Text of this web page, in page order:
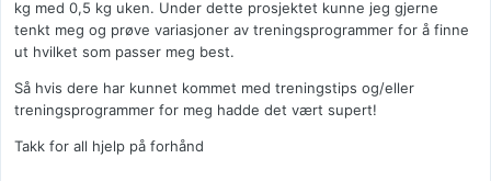
kg med 0,5 kg uken. Under dette prosjektet kunne jeg gjerne
tenkt meg og prøve variasjoner av treningsprogrammer for å finne
ut hvilket som passer meg best.
Så hvis dere har kunnet kommet med treningstips og/eller
treningsprogrammer for meg hadde det vært supert!
Takk for all hjelp på forhånd